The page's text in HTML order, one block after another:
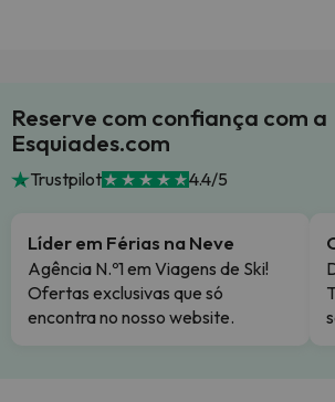
Reserve com confiança com a
Esquiades.com
Trustpilot 4.4/5
Líder em Férias na Neve
Agência N.º1 em Viagens de Ski!
Ofertas exclusivas que só
encontra no nosso website.